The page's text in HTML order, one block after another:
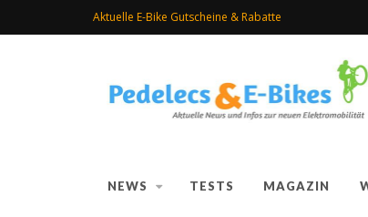
Aktuelle E-Bike Gutscheine & Rabatte
NEWS TESTS MAGAZIN